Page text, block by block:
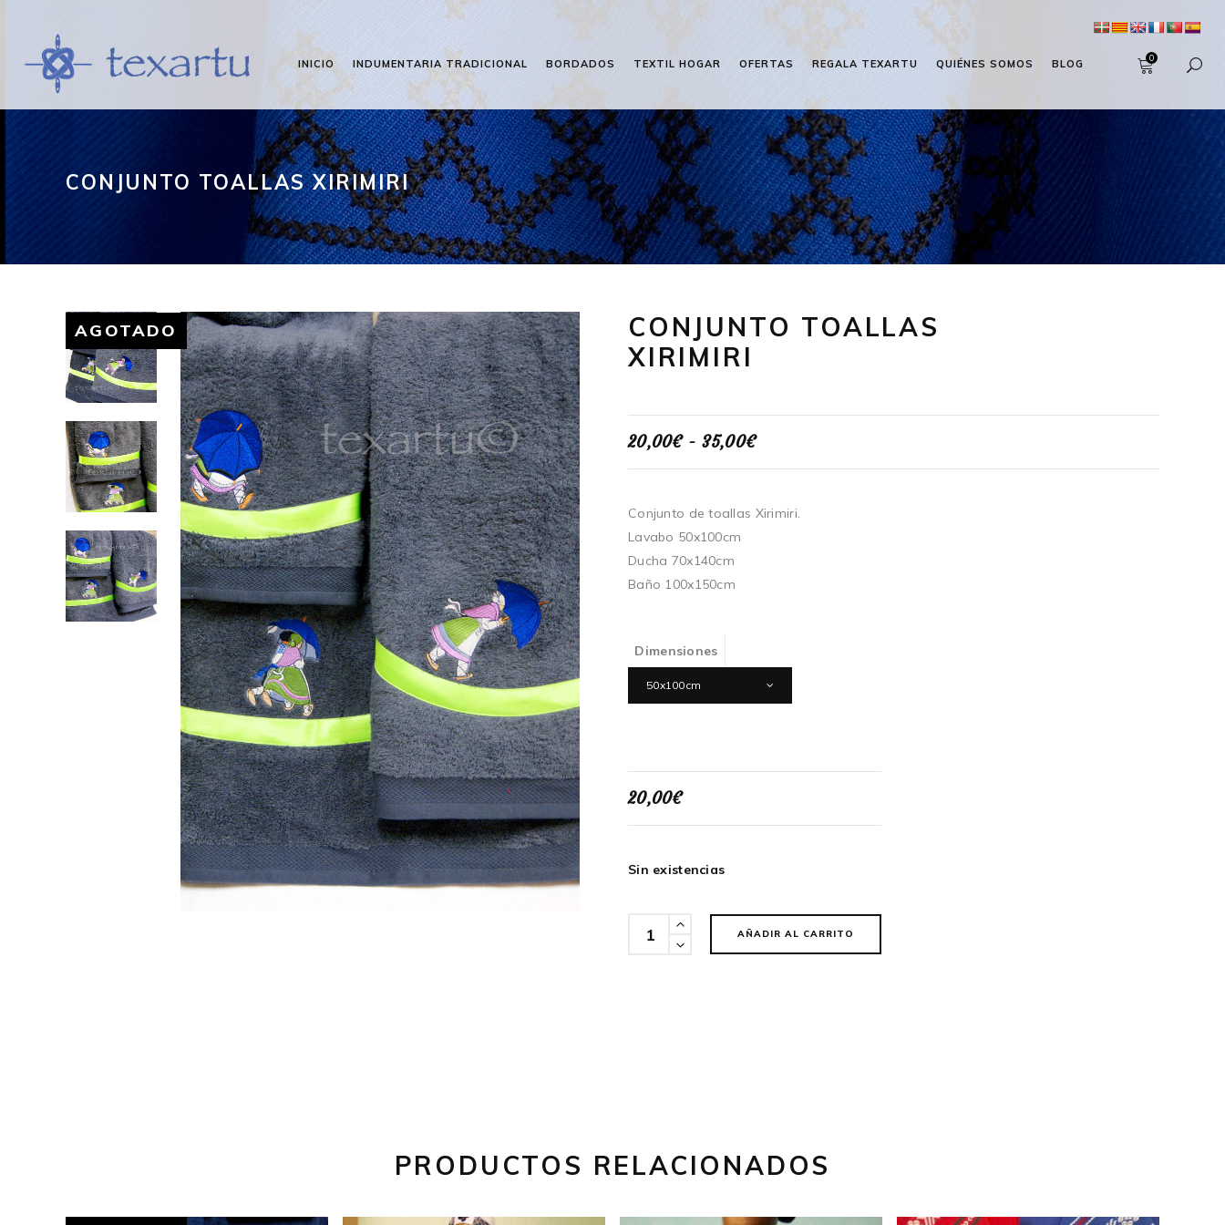
INICIO INDUMENTARIA TRADICIONAL BORDADOS TEXTIL HOGAR OFERTAS REGALA TEXARTU QUIÉNES SOMOS BLOG 0
CONJUNTO TOALLAS XIRIMIRI
AGOTADO
CONJUNTO TOALLAS
XIRIMIRI
20,00€ - 35,00€Rango
precios:
20,00€
hasta
Conjunto de toallas Xirimiri.
Lavabo 50x100cm
Ducha 70x140cm
Baño 100x150cm
Dimensiones
50x100cm
20,00€
Sin existencias
Cantidad
AÑADIR AL CARRITO
PRODUCTOS RELACIONADOS